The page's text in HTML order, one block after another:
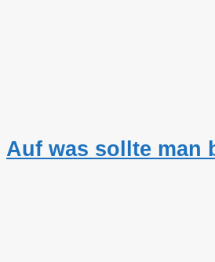
Auf was sollte man